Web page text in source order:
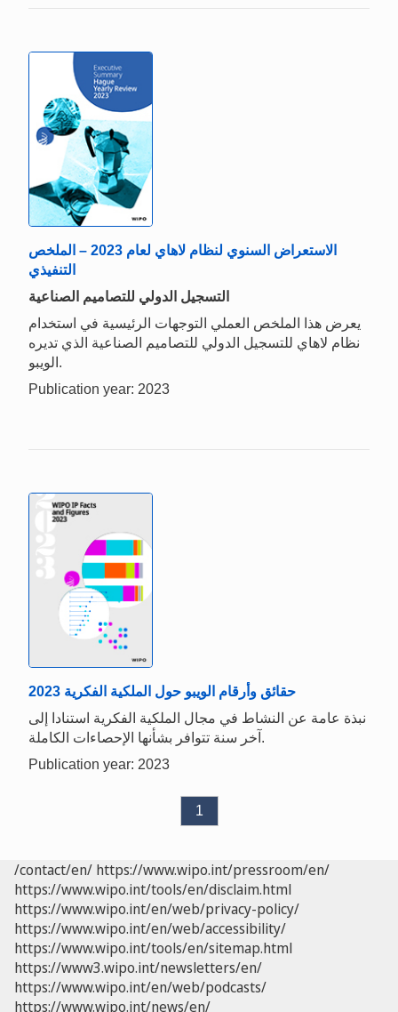
الاستعراض السنوي لنظام لاهاي لعام 2023 – الملخص
التنفيذي
التسجيل الدولي للتصاميم الصناعية
يعرض هذا الملخص العملي التوجهات الرئيسية في استخدام
نظام لاهاي للتسجيل الدولي للتصاميم الصناعية الذي تديره
الويبو.
Publication year: 2023
حقائق وأرقام الويبو حول الملكية الفكرية 2023
نبذة عامة عن النشاط في مجال الملكية الفكرية استنادا إلى
آخر سنة تتوافر بشأنها الإحصاءات الكاملة.
Publication year: 2023
1
/contact/en/ https://www.wipo.int/pressroom/en/
https://www.wipo.int/tools/en/disclaim.html
https://www.wipo.int/en/web/privacy-policy/
https://www.wipo.int/en/web/accessibility/
https://www.wipo.int/tools/en/sitemap.html
https://www3.wipo.int/newsletters/en/
https://www.wipo.int/en/web/podcasts/
https://www.wipo.int/news/en/